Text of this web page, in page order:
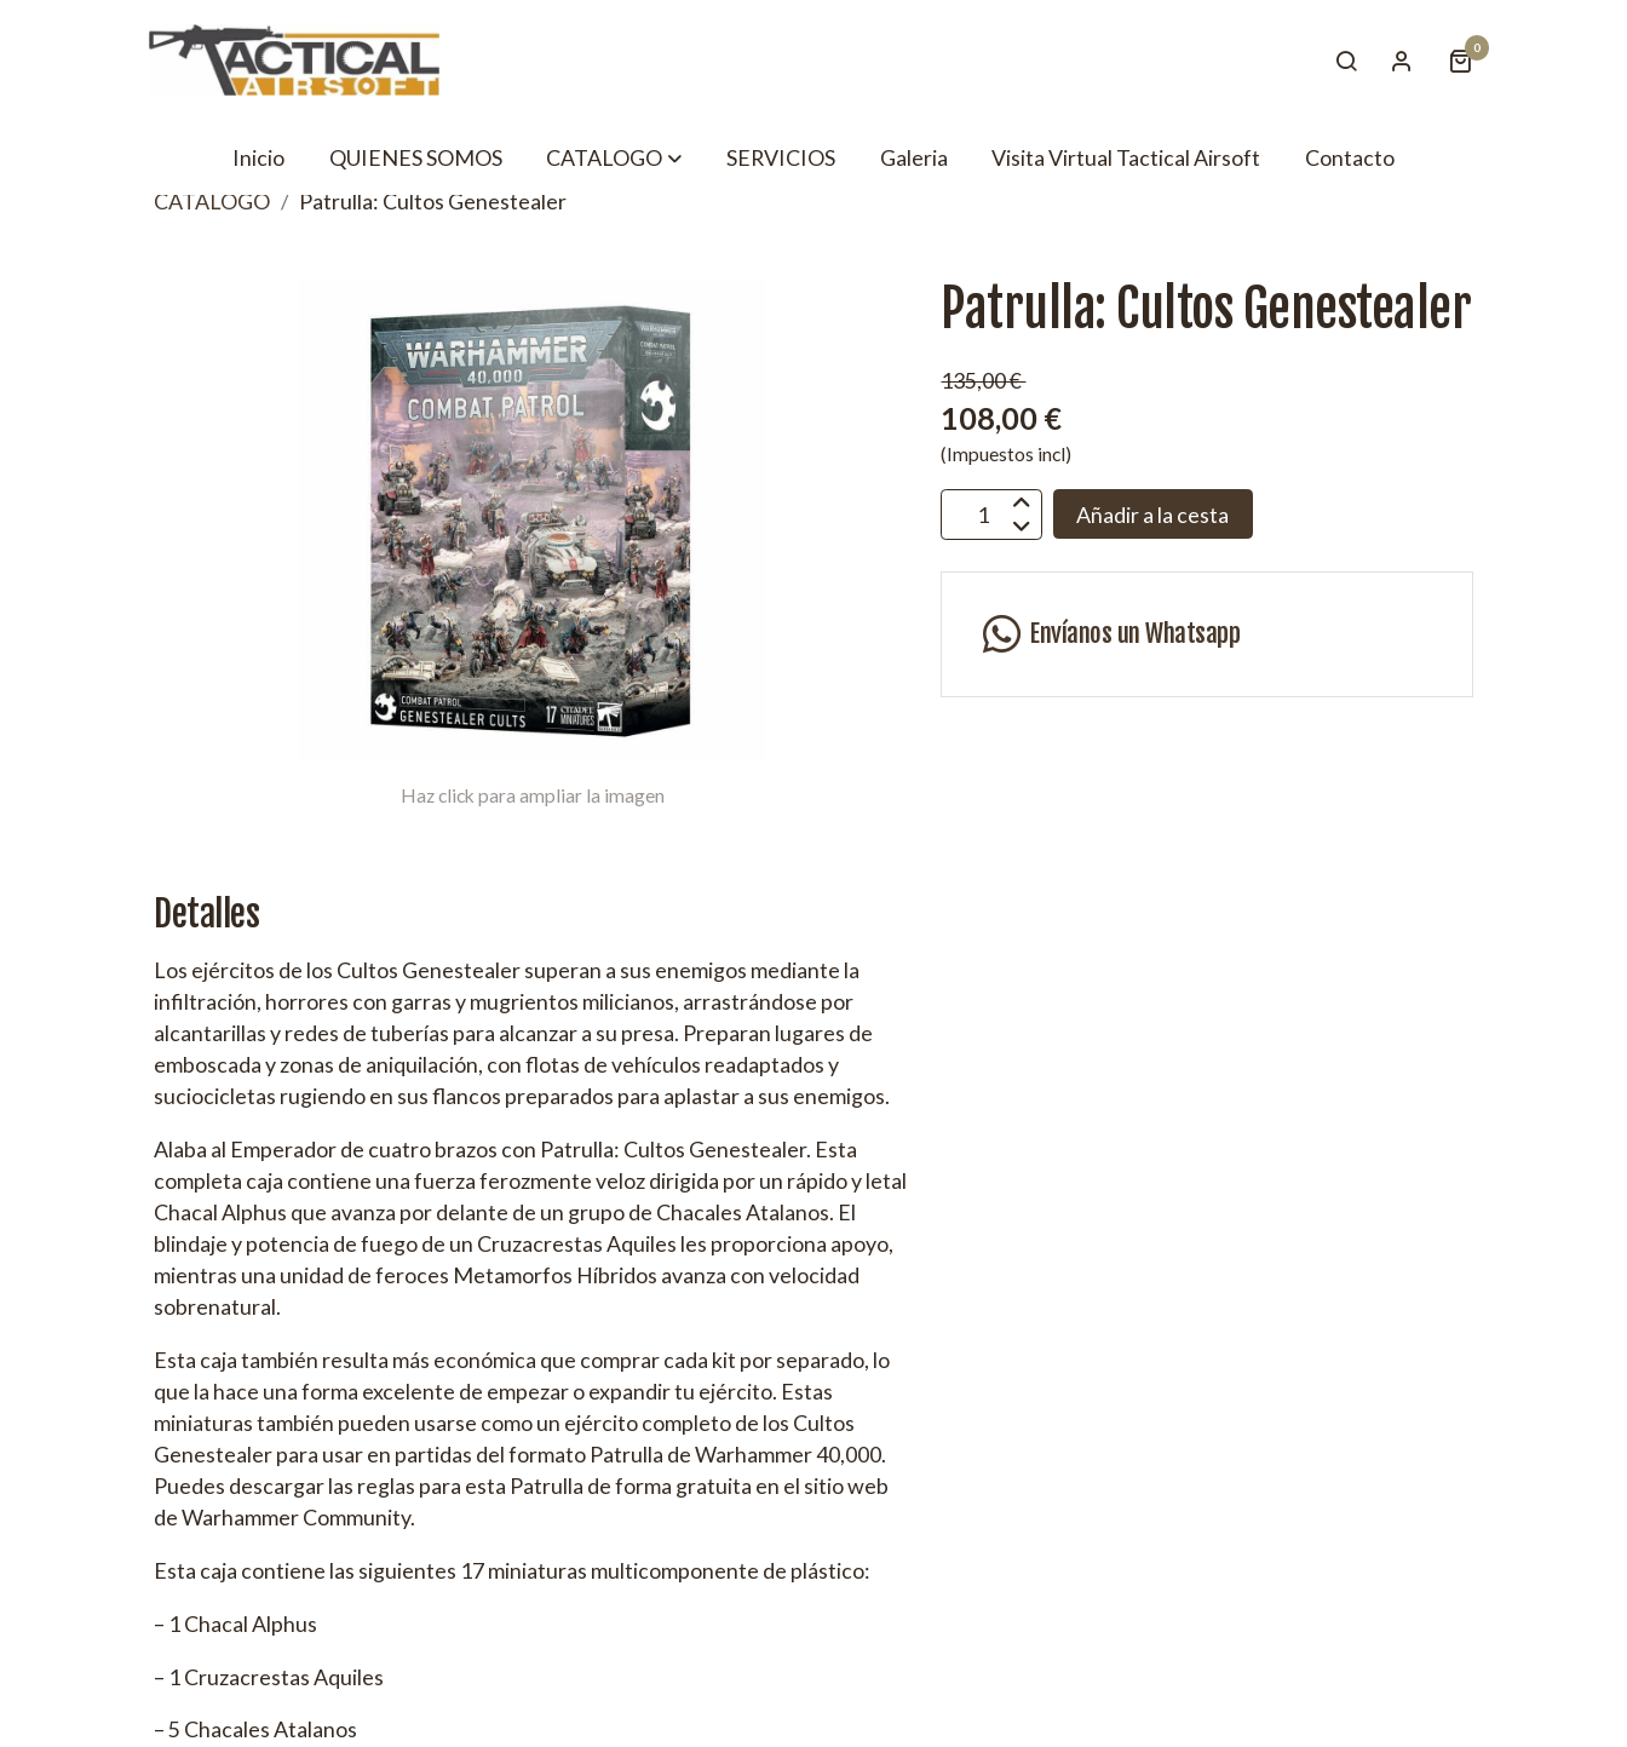
0
Inicio QUIENES SOMOS CATALOGO SERVICIOS Galeria Visita Virtual Tactical Airsoft
Contacto
CATALOGO
Patrulla: Cultos Genestealer
Haz click para ampliar la imagen
Detalles
Los ejércitos de los Cultos Genestealer superan a sus enemigos mediante la
infiltración, horrores con garras y mugrientos milicianos, arrastrándose por
alcantarillas y redes de tuberías para alcanzar a su presa. Preparan lugares de
emboscada y zonas de aniquilación, con flotas de vehículos readaptados y
suciocicletas rugiendo en sus flancos preparados para aplastar a sus enemigos.
Alaba al Emperador de cuatro brazos con Patrulla: Cultos Genestealer. Esta
completa caja contiene una fuerza ferozmente veloz dirigida por un rápido y letal
Chacal Alphus que avanza por delante de un grupo de Chacales Atalanos. El
blindaje y potencia de fuego de un Cruzacrestas Aquiles les proporciona apoyo,
mientras una unidad de feroces Metamorfos Híbridos avanza con velocidad
sobrenatural.
Esta caja también resulta más económica que comprar cada kit por separado, lo
que la hace una forma excelente de empezar o expandir tu ejército. Estas
miniaturas también pueden usarse como un ejército completo de los Cultos
Genestealer para usar en partidas del formato Patrulla de Warhammer 40,000.
Puedes descargar las reglas para esta Patrulla de forma gratuita en el sitio web
de Warhammer Community.
Esta caja contiene las siguientes 17 miniaturas multicomponente de plástico:
– 1 Chacal Alphus
– 1 Cruzacrestas Aquiles
– 5 Chacales Atalanos
Patrulla: Cultos Genestealer
135,00 €
108,00 €
(Impuestos incl)
Añadir a la cesta
Envíanos un Whatsapp